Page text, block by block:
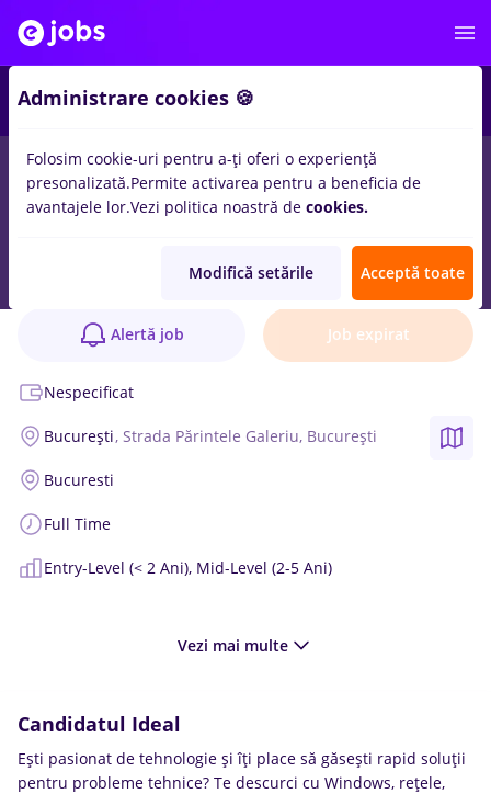
Suport IT/ Junior System Administrator
Anunț verificat
Alertă job Job expirat
Nespecificat
București, Strada Părintele Galeriu, București
Bucuresti
Full Time
Entry-Level (< 2 Ani), Mid-Level (2-5 Ani)
Vezi mai multe
Candidatul Ideal
Ești pasionat de tehnologie și îți place să găsești rapid soluții
pentru probleme tehnice? Te descurci cu Windows, rețele,
Administrare cookies 🍪
Folosim cookie-uri pentru a-ți oferi o experiență
presonalizată.Permite activarea pentru a beneficia de
avantajele lor.Vezi politica noastră de cookies.
Modifică setările Acceptă toate